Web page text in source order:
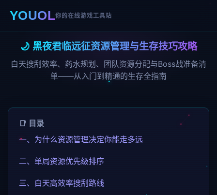
YOUOL你的在线游戏工具站
🌙 黑夜君临远征资源管理与生存技巧攻略
白天搜刮效率、药水规划、团队资源分配与Boss战准备清
单——从入门到精通的生存全指南
📑 目录
一、为什么资源管理决定你能走多远
二、单局资源优先级排序
三、白天高效率搜刮路线